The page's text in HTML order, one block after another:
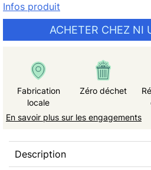
Infos produit
ACHETER CHEZ NI
Fabrication
locale
Zéro déchet
En savoir plus sur les engagements
Description